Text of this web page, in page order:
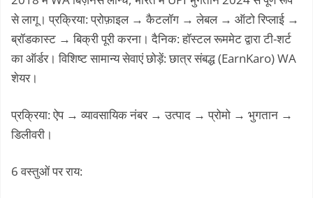
से लागू। प्रक्रिया: प्रोफ़ाइल → कैटलॉग → लेबल → ऑटो रिप्लाई →
ब्रॉडकास्ट → बिक्री पूरी करना। दैनिक: हॉस्टल रूममेट द्वारा टी-शर्ट
का ऑर्डर। विशिष्ट सामान्य सेवाएं छोड़ें: छात्र संबद्ध (EarnKaro) WA
शेयर।
प्रक्रिया: ऐप → व्यावसायिक नंबर → उत्पाद → प्रोमो → भुगतान →
डिलीवरी।
6 वस्तुओं पर राय: